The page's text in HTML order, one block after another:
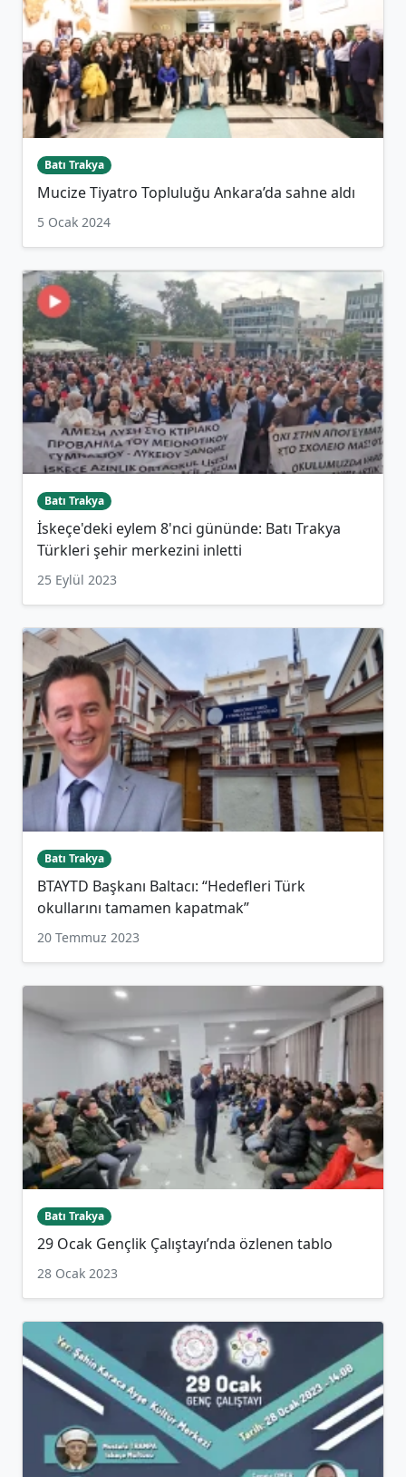
Batı Trakya
Mucize Tiyatro Topluluğu Ankara’da sahne aldı
5 Ocak 2024
Batı Trakya
İskeçe'deki eylem 8'nci gününde: Batı Trakya
Türkleri şehir merkezini inletti
25 Eylül 2023
Batı Trakya
BTAYTD Başkanı Baltacı: “Hedefleri Türk
okullarını tamamen kapatmak”
20 Temmuz 2023
Batı Trakya
29 Ocak Gençlik Çalıştayı’nda özlenen tablo
28 Ocak 2023